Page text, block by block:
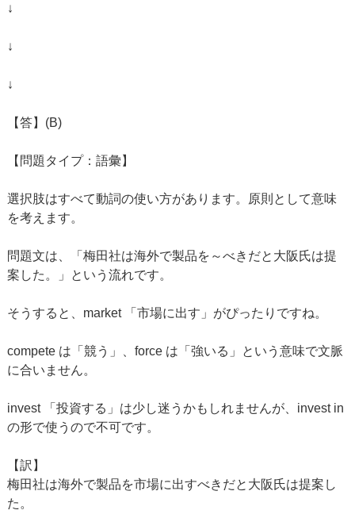
↓
↓
↓
【答】(B)
【問題タイプ：語彙】
選択肢はすべて動詞の使い方があります。原則として意味
を考えます。
問題文は、「梅田社は海外で製品を～べきだと大阪氏は提
案した。」という流れです。
そうすると、market 「市場に出す」がぴったりですね。
compete は「競う」、force は「強いる」という意味で文脈
に合いません。
invest 「投資する」は少し迷うかもしれませんが、invest in
の形で使うので不可です。
【訳】
梅田社は海外で製品を市場に出すべきだと大阪氏は提案し
た。